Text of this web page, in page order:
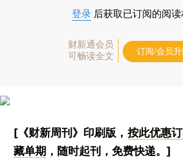
登录 后获取已订阅的阅读
财新通会员
可畅读全文
订阅/会员升
[《财新周刊》印刷版， 按此优惠
藏单期 ，随时起刊，免费快递。]